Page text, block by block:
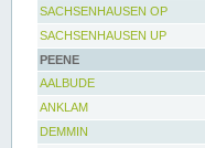
SACHSENHAUSEN OP
SACHSENHAUSEN UP
PEENE
AALBUDE
ANKLAM
DEMMIN